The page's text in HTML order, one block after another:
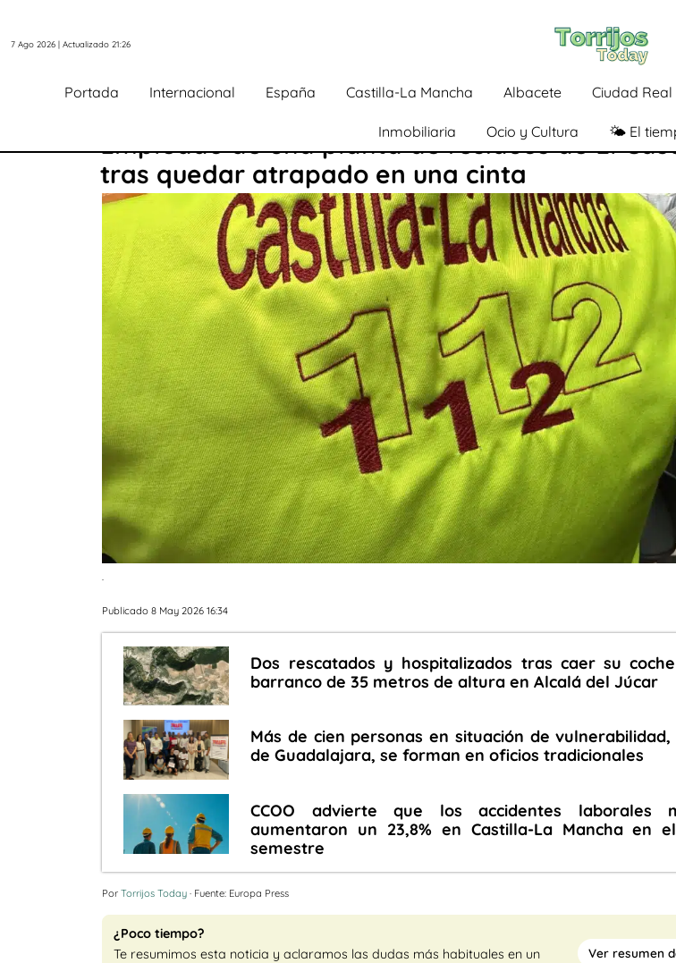
7 Ago 2026 | Actualizado 21:26
Portada Internacional España Castilla-La Mancha Albacete Ciudad Real
Inmobiliaria Ocio y Cultura 🌤️ El
Empleado de una planta de residuos de El
tras quedar atrapado en una cinta
.
Publicado 8 May 2026 16:34
Dos rescatados y hospitalizados tras caer su
barranco de 35 metros de altura en Alcalá del Júcar
Más de cien personas en situación de vulnerabilidad,
de Guadalajara, se forman en oficios tradicionales
CCOO advierte que los accidentes laborales
aumentaron un 23,8% en Castilla-La Mancha en
semestre
Por Torrijos Today · Fuente: Europa Press
¿Poco tiempo?
Te resumimos esta noticia y aclaramos las dudas más habituales en un
Ver resumen